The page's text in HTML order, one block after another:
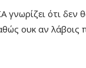
ότι δεν
ουκ αν λάβοις